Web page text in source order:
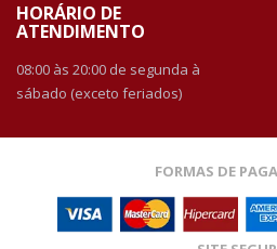
HORÁRIO DE
ATENDIMENTO
08:00 às 20:00 de segunda à
sábado (exceto feriados)
FORMAS DE